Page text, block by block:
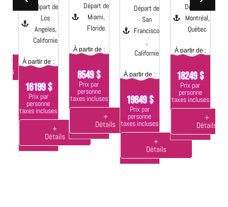
Départ de
Los
Angeles,
Californie
À partir de :
16199 $
Prix par
personne
taxes incluses
+
Détails
Départ de
Miami,
Floride
À partir de :
8549 $
Prix par
personne
taxes incluses
+
Détails
Départ de
San
Francisco
,
Californie
À partir de :
19849 $
Prix par
personne
taxes incluses
+
Détails
Départ de
Montréal,
Québec
À partir de :
18249 $
Prix par
personne
taxes incluses
+
Détails